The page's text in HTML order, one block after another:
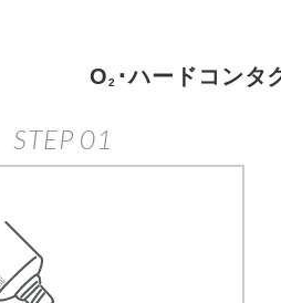
O2 ･ハードコンタ
STEP 01